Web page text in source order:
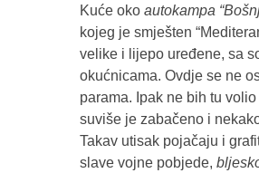
Kuće oko autokampa
kojeg je smješten
velike i lijepo uređene, sa
okućnicama. Ovdje se ne
parama. Ipak ne bih tu
suviše je zabačeno i
Takav utisak pojačaju i
slave vojne pobjede,